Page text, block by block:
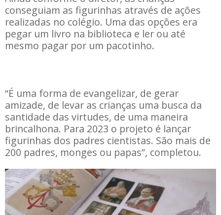
conseguiam as figurinhas através de ações
realizadas no colégio. Uma das opções era
pegar um livro na biblioteca e ler ou até
mesmo pagar por um pacotinho.
“É uma forma de evangelizar, de gerar
amizade, de levar as crianças uma busca da
santidade das virtudes, de uma maneira
brincalhona. Para 2023 o projeto é lançar
figurinhas dos padres cientistas. São mais de
200 padres, monges ou papas”, completou.